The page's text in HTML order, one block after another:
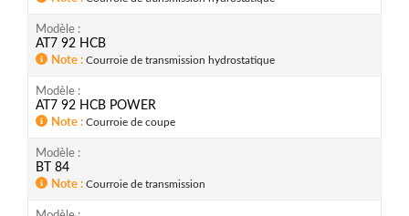
Modèle
AT7 92 HCB
Note Courroie de transmission hydrostatique
Modèle
AT7 92 HCB POWER
Note Courroie de coupe
Modèle
BT 84
Note Courroie de transmission